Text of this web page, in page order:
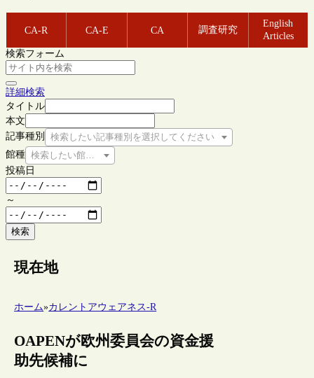
CA-R CA-E CA 調査研究
English
Articles
検索フォーム
詳細検索
タイトル
本文
記事種別
検索したい記事種別を選択してください
館種 検索したい館種を選択してください
投稿日
～
検索
現在地
ホーム»カレントアウェアネス-R
OAPENが欧州委員会の資金援
助先候補に